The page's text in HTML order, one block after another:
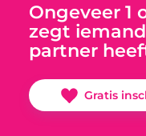
Ongeveer 1
zegt
partner
Gratis